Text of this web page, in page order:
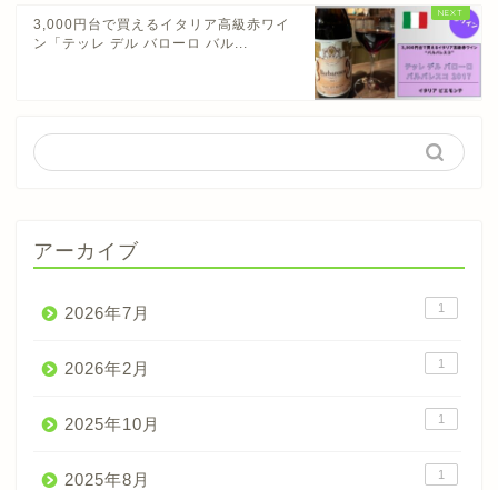
3,000円台で買えるイタリア高級赤ワイ
ン「テッレ デル バローロ バル...
アーカイブ
2026年7月 1
2026年2月 1
2025年10月 1
2025年8月 1